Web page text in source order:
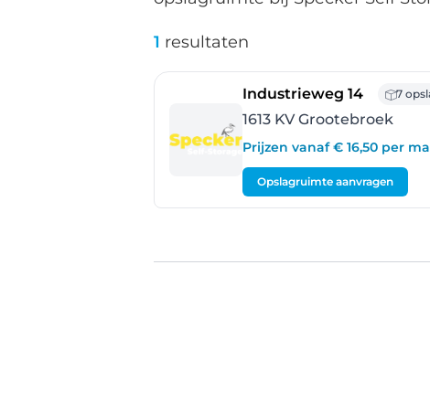
1 resultaten
Industrieweg 14- 7
1613 KV Grootebroek
Prijzen vanaf € 16,50 per
Opslagruimte aanvragen